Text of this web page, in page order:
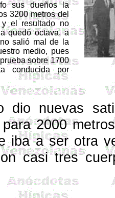
sus dueños la
3200 metrosdel
y el resultado no
que­dó octava, a
salió mal de la
medio, pues
sobre1700
conducida por
dio nuevas
2000 metros
iba a ser otra
casi tres